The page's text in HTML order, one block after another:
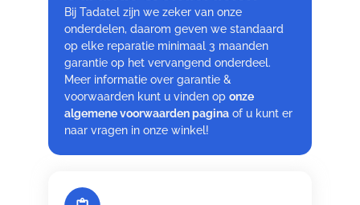
Bij Tadatel zijn we zeker van onze
onderdelen, daarom geven we standaard
op elke reparatie minimaal 3 maanden
garantie op het vervangend onderdeel.
Meer informatie over garantie &
voorwaarden kunt u vinden op onze
algemene voorwaarden pagina of u kunt er
naar vragen in onze winkel!